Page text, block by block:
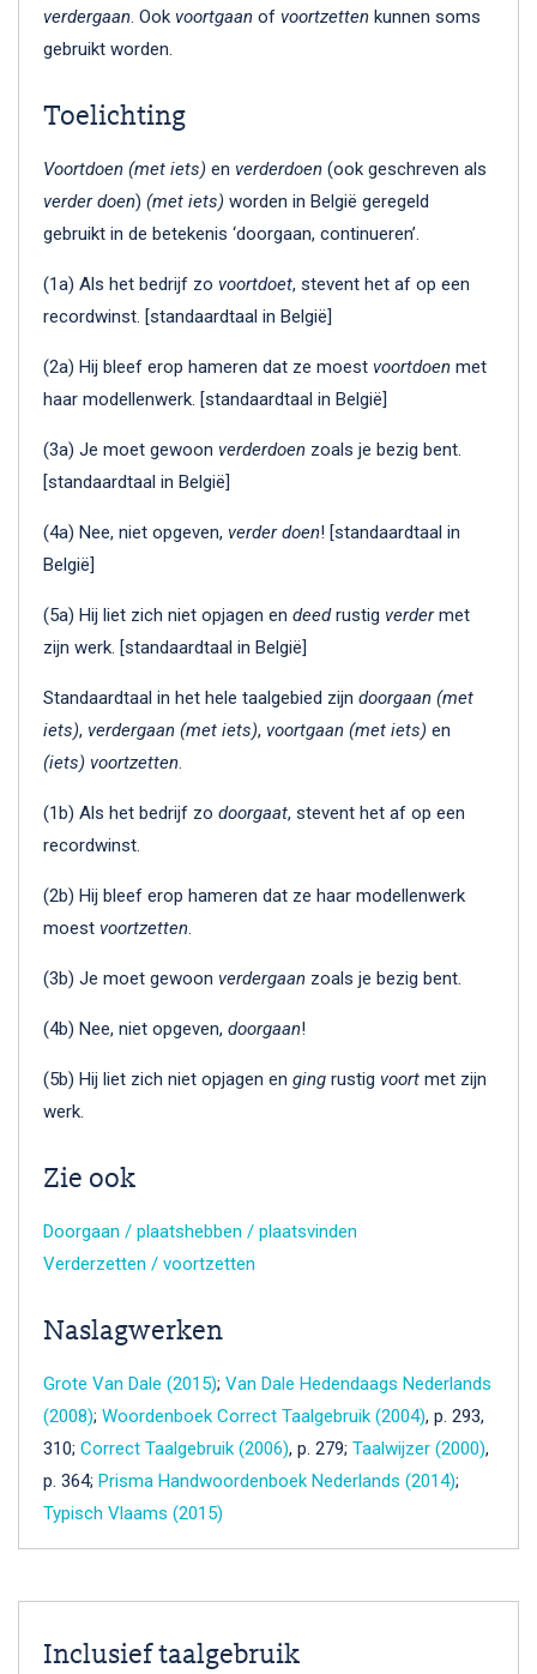
verdergaan. Ook voortgaan of voortzetten kunnen soms
gebruikt worden.
Toelichting
Voortdoen (met iets) en verderdoen (ook geschreven als
verder doen) (met iets) worden in België geregeld
gebruikt in de betekenis ‘doorgaan, continueren’.
(1a) Als het bedrijf zo voortdoet, stevent het af op een
recordwinst. [standaardtaal in België]
(2a) Hij bleef erop hameren dat ze moest voortdoen met
haar modellenwerk. [standaardtaal in België]
(3a) Je moet gewoon verderdoen zoals je bezig bent.
[standaardtaal in België]
(4a) Nee, niet opgeven, verder doen! [standaardtaal in
België]
(5a) Hij liet zich niet opjagen en deedrustig verdermet
zijn werk. [standaardtaal in België]
Standaardtaal in het hele taalgebied zijn doorgaan (met
iets), verdergaan (met iets), voortgaan (met iets) en
(iets) voortzetten.
(1b) Als het bedrijf zo doorgaat, stevent het af op een
recordwinst.
(2b) Hij bleef erop hameren dat ze haar modellenwerk
moest voortzetten.
(3b) Je moet gewoon verdergaan zoals je bezig bent.
(4b) Nee, niet opgeven, doorgaan!
(5b) Hij liet zich niet opjagen en ging rustig voort met zijn
werk.
Zie ook
Doorgaan / plaatshebben / plaatsvinden
Verderzetten / voortzetten
Naslagwerken
Grote Van Dale (2015); Van Dale Hedendaags Nederlands
(2008); Woordenboek Correct Taalgebruik (2004), p. 293,
310; Correct Taalgebruik (2006), p. 279; Taalwijzer (2000),
p. 364; Prisma Handwoordenboek Nederlands (2014);
Typisch Vlaams (2015)
Inclusief taalgebruik